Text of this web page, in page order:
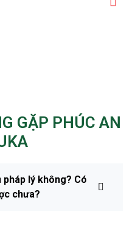
GẶP PHÚC AN
pháp lý không? Có
chưa?